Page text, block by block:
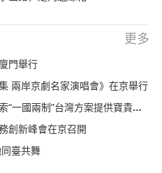
更多
門舉行
兩岸京劇名家演唱會》在京舉行
國兩制”台灣方案提供寶貴經驗
創新峰會在京召開
臺共舞